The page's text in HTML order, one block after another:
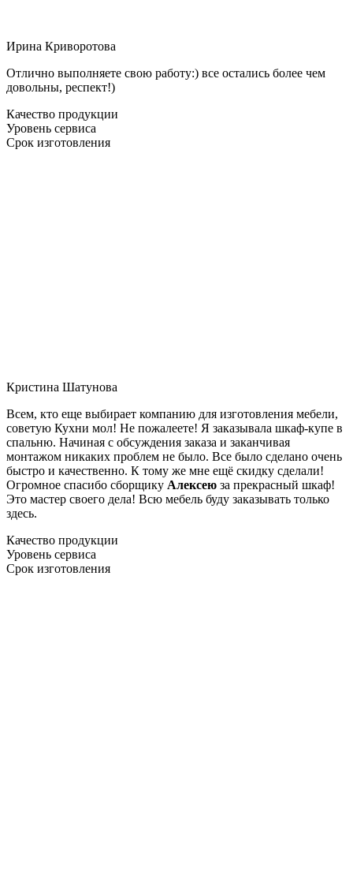
Ирина Криворотова
Отлично выполняете свою работу:) все остались более чем
довольны, респект!)
Качество продукции
Уровень сервиса
Срок изготовления
Кристина Шатунова
Всем, кто еще выбирает компанию для изготовления мебели,
советую Кухни мол! Не пожалеете! Я заказывала шкаф-купе в
спальню. Начиная с обсуждения заказа и заканчивая
монтажом никаких проблем не было. Все было сделано очень
быстро и качественно. К тому же мне ещё скидку сделали!
Огромное спасибо сборщику Алексею за прекрасный шкаф!
Это мастер своего дела! Всю мебель буду заказывать только
здесь.
Качество продукции
Уровень сервиса
Срок изготовления